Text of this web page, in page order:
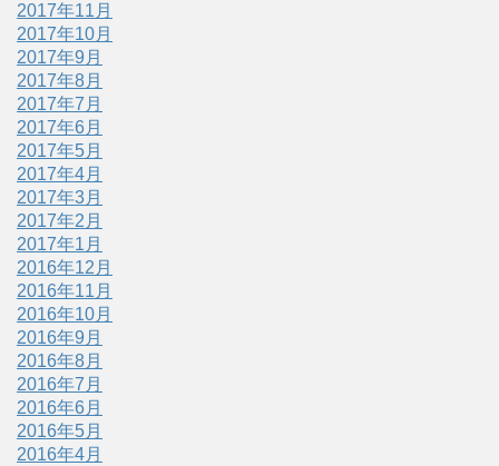
2017年11月
2017年10月
2017年9月
2017年8月
2017年7月
2017年6月
2017年5月
2017年4月
2017年3月
2017年2月
2017年1月
2016年12月
2016年11月
2016年10月
2016年9月
2016年8月
2016年7月
2016年6月
2016年5月
2016年4月